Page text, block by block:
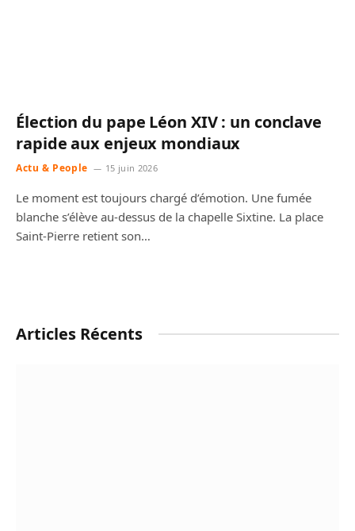
Élection du pape Léon XIV : un conclave
rapide aux enjeux mondiaux
Actu & People 15 juin 2026
Le moment est toujours chargé d’émotion. Une fumée
blanche s’élève au-dessus de la chapelle Sixtine. La place
Saint-Pierre retient son…
Articles Récents